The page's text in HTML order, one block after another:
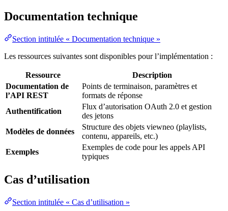
Documentation technique
Section intitulée « Documentation technique »
Les ressources suivantes sont disponibles pour l’implémentation :
Ressource
Description
Documentation de
l’API REST
Points de terminaison, paramètres et
formats de réponse
Authentification
Flux d’autorisation OAuth 2.0 et gestion
des jetons
Modèles de données
Structure des objets viewneo (playlists,
contenu, appareils, etc.)
Exemples
Exemples de code pour les appels API
typiques
Cas d’utilisation
Section intitulée « Cas d’utilisation »